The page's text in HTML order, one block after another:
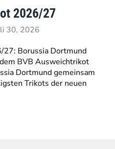
2026/27
30, 2026
Borussia Dortmund
BVB Ausweichtrikot
Dortmund gemeinsam
Trikots der neuen